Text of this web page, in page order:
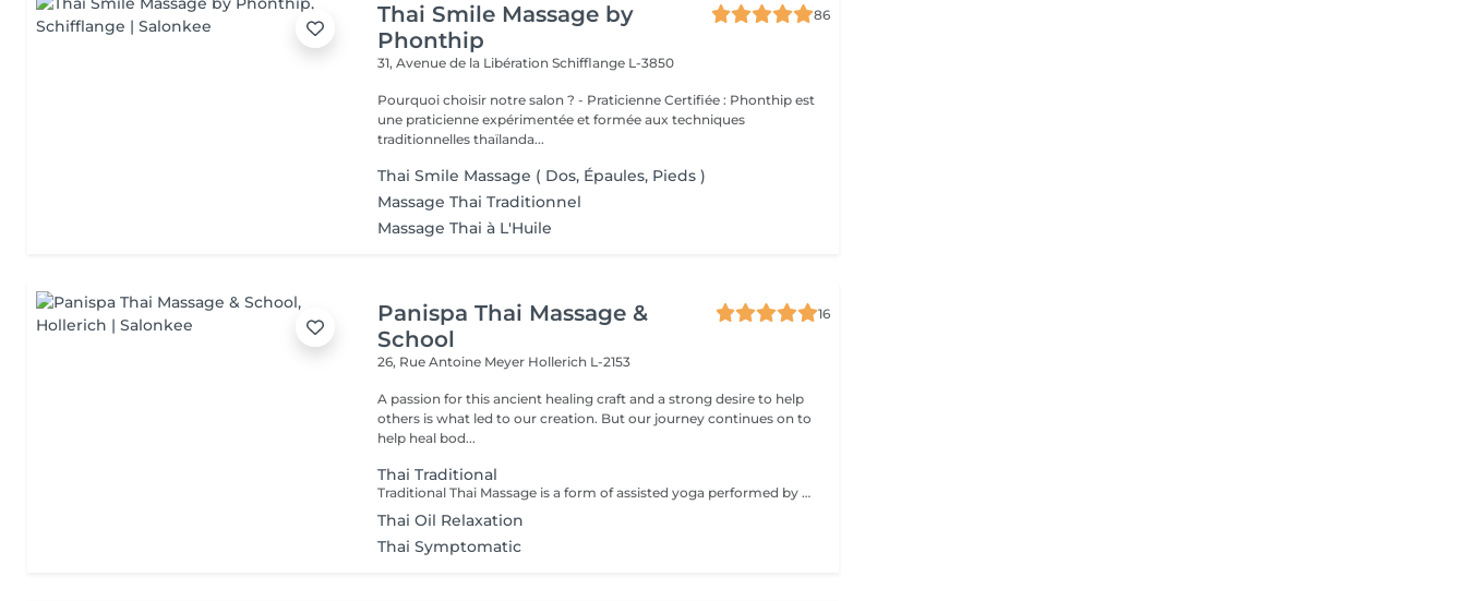
Thai Smile Massage by
Phonthip
86
31, Avenue de la LibérationSchifflange L-3850
Pourquoi choisir notre salon ? - Praticienne Certifiée : Phonthip est
une praticienne expérimentée et formée aux techniques
traditionnelles thaïlanda...
Thai Smile Massage ( Dos, Épaules, Pieds )
Massage Thai Traditionnel
Massage Thai à L'Huile
Panispa Thai Massage &
School
16
26, Rue Antoine Meyer Hollerich L-2153
A passion for this ancient healing craft and a strong desire to help
others is what led to our creation. But our journey continues on to
help heal bod...
Thai Traditional
Traditional Thai Massage is a form of assisted yoga performed by the massage therapist. The therapy is a physical, full body massage that combines a number of gentle, flowing exercises to move the body to loosen up muscles and joints, along with acupressure and reflexology to assist with all-over well being and relaxation. Benefits from Traditional Thai Massage can include: Increased circulation Muscle relaxation Better Mood Improved flexibility Improved Mobility Mental Clarity Better concentration A Traditional Thai Massage is a fairly physical therapy, which may not be suitable for everyone. It is recommended that you discuss it with Luck prior to the therapy, especially if this is your first massage or if you have any health concerns, to ensure that this therapy is suitable for you.
Thai Oil Relaxation
Thai Symptomatic